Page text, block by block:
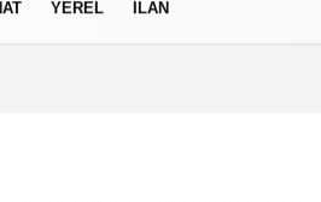
YEREL İLAN